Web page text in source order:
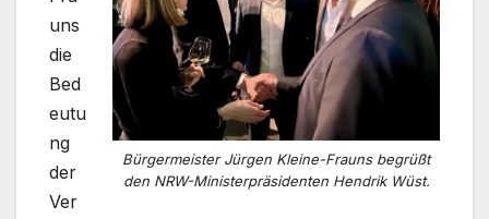
Bürgermeister Jürgen Kleine-Frauns begrüßt
den NRW-Ministerpräsidenten Hendrik Wüst.
uns
die
Bed
eutu
ng
der
Ver